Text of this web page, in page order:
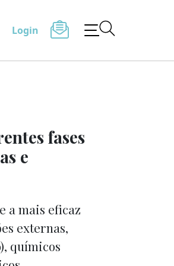
Login
fases
e
a mais eficaz
externas,
químicos